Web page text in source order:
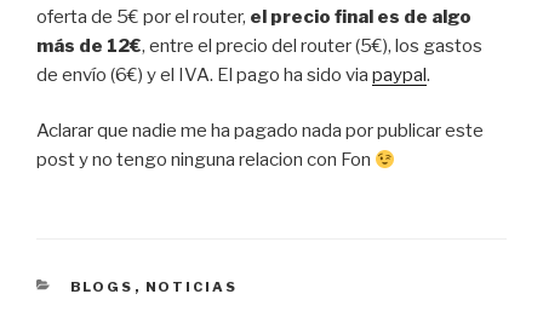
oferta de 5€ por el router, el precio final es de algo
más de 12€, entre el precio del router (5€), los gastos
de envío (6€) y el IVA. El pago ha sido via paypal.
Aclarar que nadie me ha pagado nada por publicar este
post y no tengo ninguna relacion con Fon
CATEGORÍAS
BLOGS , NOTICIAS